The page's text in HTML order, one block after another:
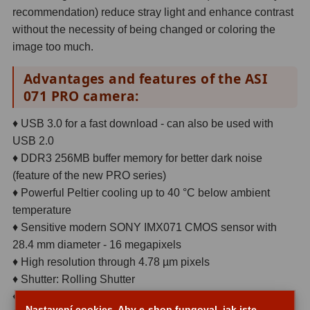
Adaptéry T2
Adaptéry M4833
Filtry L-RGB 7
Filtry Block
Filtry Clip 5
Filtry CCD Hα, OIII7
Filtrová kola a rámy16
Rovnače a reduktory
Zaostření 11
recommendation) reduce stray light and enhance contrast
without the necessity of being changed or coloring the
image too much.
Advantages and features of the ASI
071 PRO camera:
♦ USB 3.0 for a fast download - can also be used with
USB 2.0
♦ DDR3 256MB buffer memory for better dark noise
(feature of the new PRO series)
♦ Powerful Peltier cooling up to 40 °C below ambient
temperature
♦ Sensitive modern SONY IMX071 CMOS sensor with
28.4 mm diameter - 16 megapixels
♦ High resolution through 4.78 µm pixels
♦ Shutter: Rolling Shutter
♦ Distance from T2 connection thread to camera sensor: